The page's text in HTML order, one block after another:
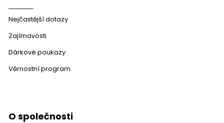
Nejčastější dotazy
Zajímavosti
Dárkové poukazy
Věrnostní program
O společnosti